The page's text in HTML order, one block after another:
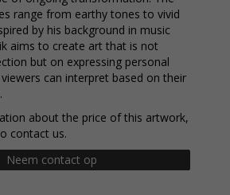
range from earthy tones to vivid
by his background in music
aims to create art that is not
but on expressing personal
can interpret based on their
about the price of this artwork,
contact us.
Neem contact op